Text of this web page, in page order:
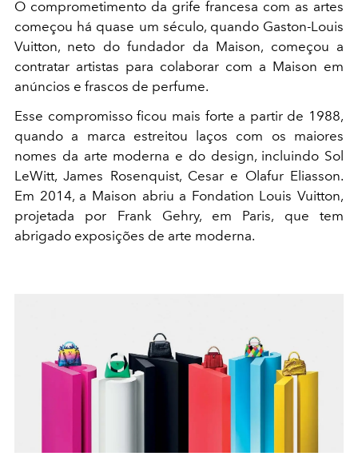
O comprometimento da grife francesa com as artes
começou há quase um século, quando Gaston-Louis
Vuitton, neto do fundador da Maison, começou a
contratar artistas para colaborar com a Maison em
anúncios e frascos de perfume.
Esse compromisso ficou mais forte a partir de 1988,
quando a marca estreitou laços com os maiores
nomes da arte moderna e do design, incluindo Sol
LeWitt, James Rosenquist, Cesar e Olafur Eliasson.
Em 2014, a Maison abriu a Fondation Louis Vuitton,
projetada por Frank Gehry, em Paris, que tem
abrigado exposições de arte moderna.